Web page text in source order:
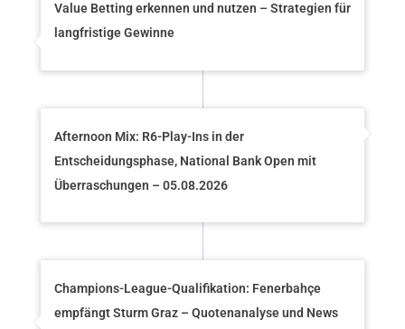
Value Betting erkennen und nutzen – Strategien für
langfristige Gewinne
Afternoon Mix: R6-Play-Ins in der
Entscheidungsphase, National Bank Open mit
Überraschungen – 05.08.2026
Champions-League-Qualifikation: Fenerbahçe
empfängt Sturm Graz – Quotenanalyse und News